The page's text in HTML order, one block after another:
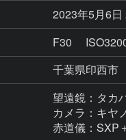
2023年5月6
F30
千葉県印西市
望遠鏡：タカ
カメラ：キヤ
赤道儀：SXP